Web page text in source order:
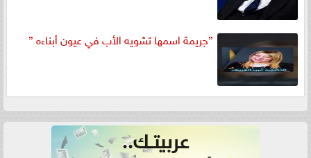
”جريمة اسمها تشويه الأب في عيون أبناءه ”